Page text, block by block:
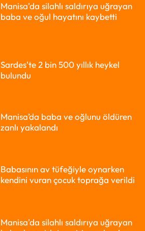
Manisa'da silahlı saldırıya uğrayan
baba ve oğul hayatını kaybetti
Sardes'te 2 bin 500 yıllık heykel
bulundu
Manisa’da baba ve oğlunu öldüren
zanlı yakalandı
Babasının av tüfeğiyle oynarken
kendini vuran çocuk toprağa verildi
Manisa'da silahlı saldırıya uğrayan